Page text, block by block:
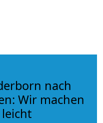
nach
Wir machen